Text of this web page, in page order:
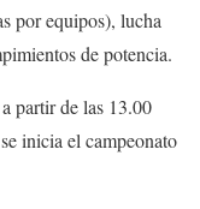
por equipos), lucha
de potencia.
partir de las 13.00
inicia el campeonato